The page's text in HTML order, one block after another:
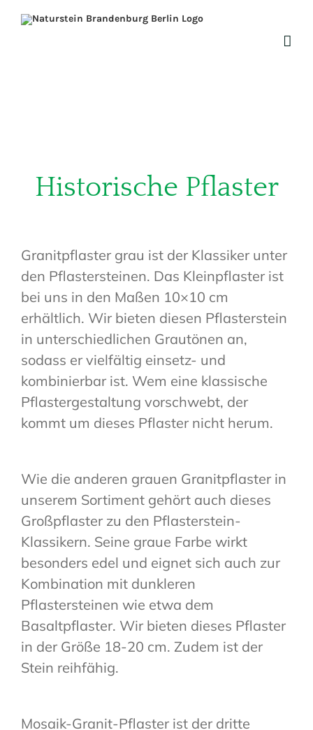
Zum
Inhalt
Historische Pflaster
Granitpflaster grau ist der Klassiker unter
den Pflastersteinen. Das Kleinpflaster ist
bei uns in den Maßen 10×10 cm
erhältlich. Wir bieten diesen Pflasterstein
in unterschiedlichen Grautönen an,
sodass er vielfältig einsetz- und
kombinierbar ist. Wem eine klassische
Pflastergestaltung vorschwebt, der
kommt um dieses Pflaster nicht herum.
Wie die anderen grauen Granitpflaster in
unserem Sortiment gehört auch dieses
Großpflaster zu den Pflasterstein-
Klassikern. Seine graue Farbe wirkt
besonders edel und eignet sich auch zur
Kombination mit dunkleren
Pflastersteinen wie etwa dem
Basaltpflaster. Wir bieten dieses Pflaster
in der Größe 18-20 cm. Zudem ist der
Stein reihfähig.
Mosaik-Granit-Pflaster ist der dritte